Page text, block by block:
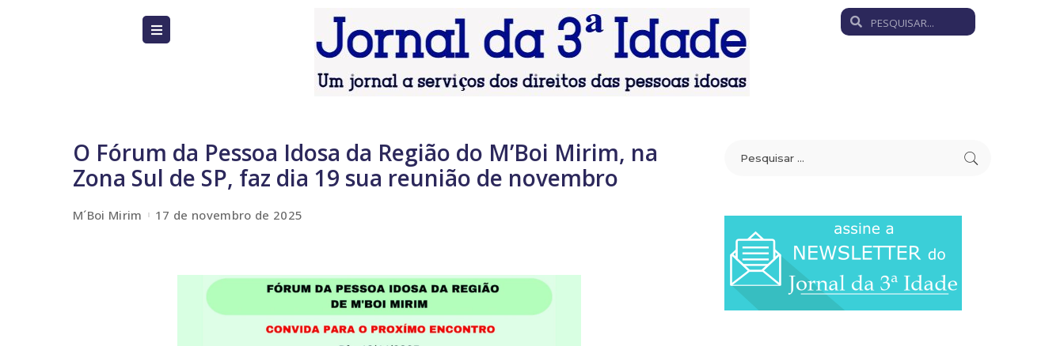
O Fórum da Pessoa Idosa da Região do M’Boi Mirim, na
Zona Sul de SP, faz dia 19 sua reunião de novembro
M´Boi Mirim 17 de novembro de 2025